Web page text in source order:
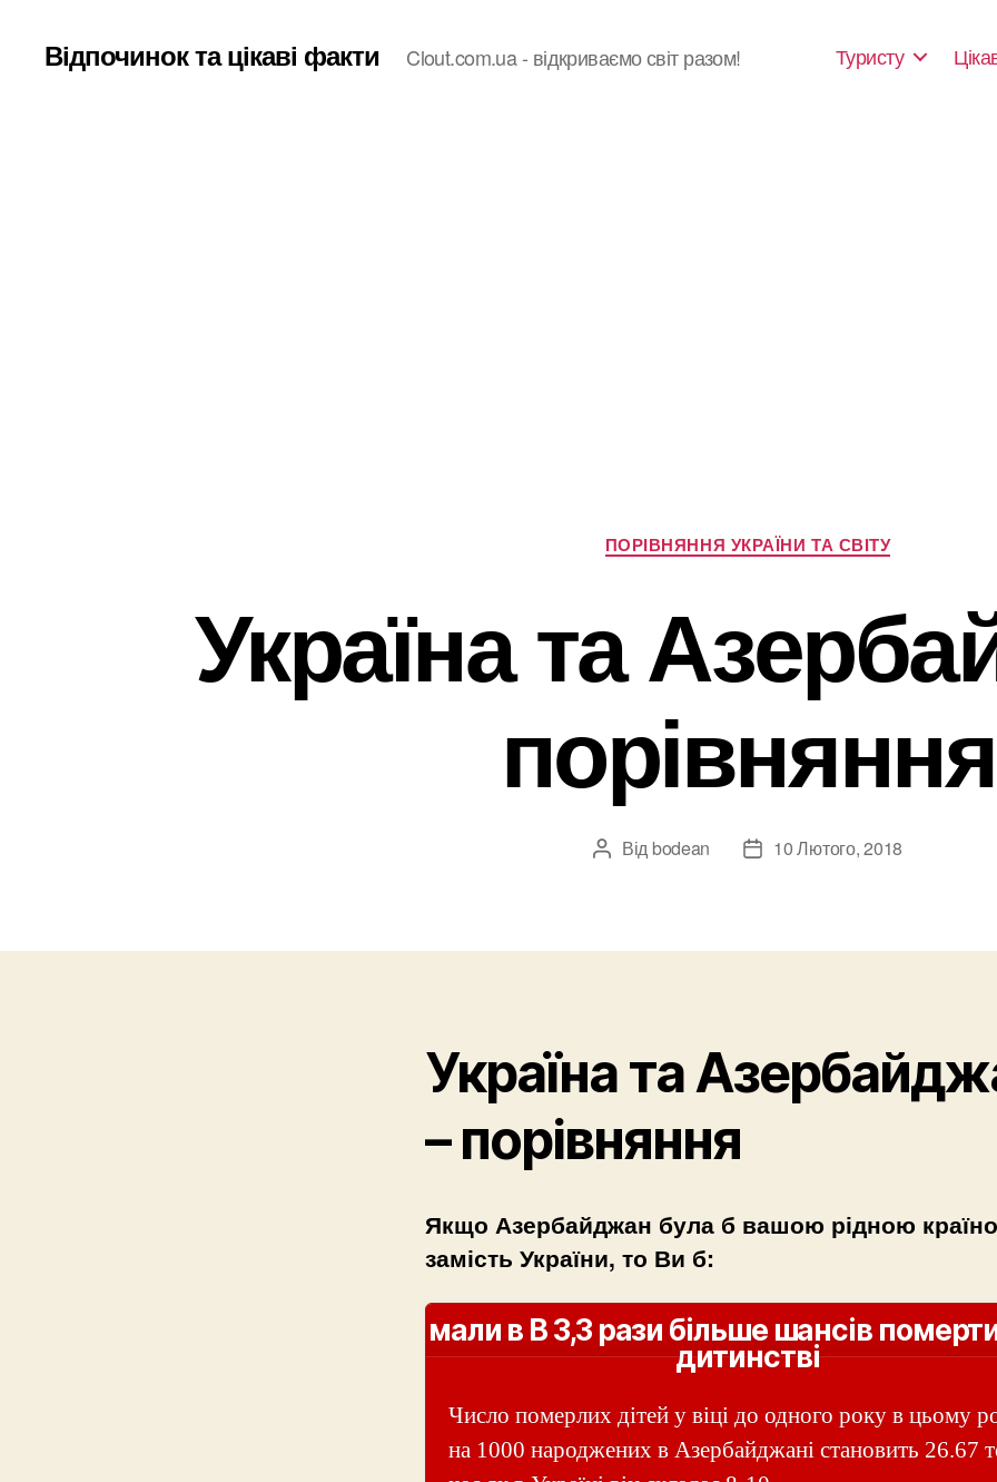
Відпочинок та цікаві факти Clout.com.ua - відкриваємо світ разом! Туристу
Категорії
ПОРІВНЯННЯ УКРАЇНИ ТА СВІТУ
Україна та
порівняння
Автор
Від bodean
Дата10 Лютого, 2018
Україна та
– порівняння
Якщо Азербайджан була б вашою рідною
замість України, то Ви б:
мали в В 3,3 рази більше шансів
дитинстві
Число померлих дітей у віці до одного року в цьому
на 1000 народжених в Азербайджані становить 26.67